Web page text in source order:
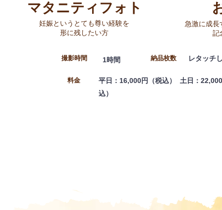
マタニティフォト
妊娠というとても尊い経験を
形に残したい方
急激に成長
記
​撮影時間 1時間 納品枚数 レタッチ
料金
平日：16,000円（税込） 土日：
込）